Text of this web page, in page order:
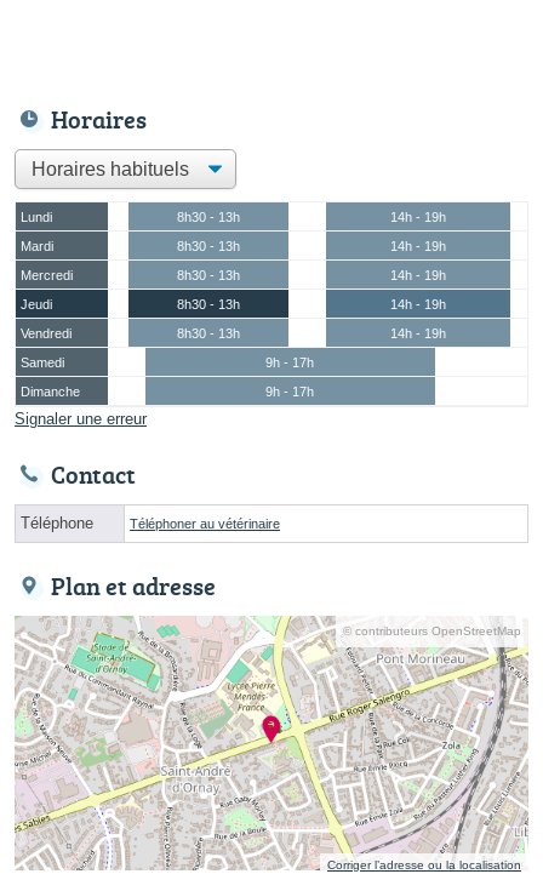
Horaires
Lundi 8h30 - 13h
14h - 19h
Mardi
8h30 - 13h
14h - 19h
Mercredi
8h30 - 13h
14h - 19h
Jeudi
8h30 - 13h
14h - 19h
Vendredi
8h30 - 13h
14h - 19h
Samedi
9h - 17h
Dimanche
9h - 17h
Signaler une erreur
Contact
Téléphone Téléphoner au vétérinaire
Plan et adresse
© contributeurs OpenStreetMap
Corriger l’adresse ou la localisation